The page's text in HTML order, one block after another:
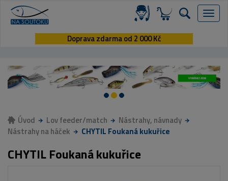
Menu
Doprava zdarma od 2 000 Kč
Úvod Lov feeder/match
Nástrahy, návnady
Nástrahy na háček
CHYTIL Foukaná kukuřice
CHYTIL Foukaná kukuřice